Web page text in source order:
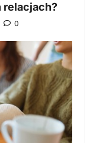
relacjach?
0